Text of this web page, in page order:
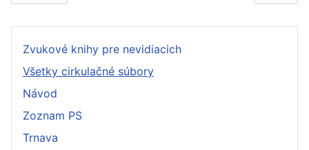
Zvukové knihy pre nevidiacich
Všetky cirkulačné súbory
Návod
Zoznam PS
Trnava